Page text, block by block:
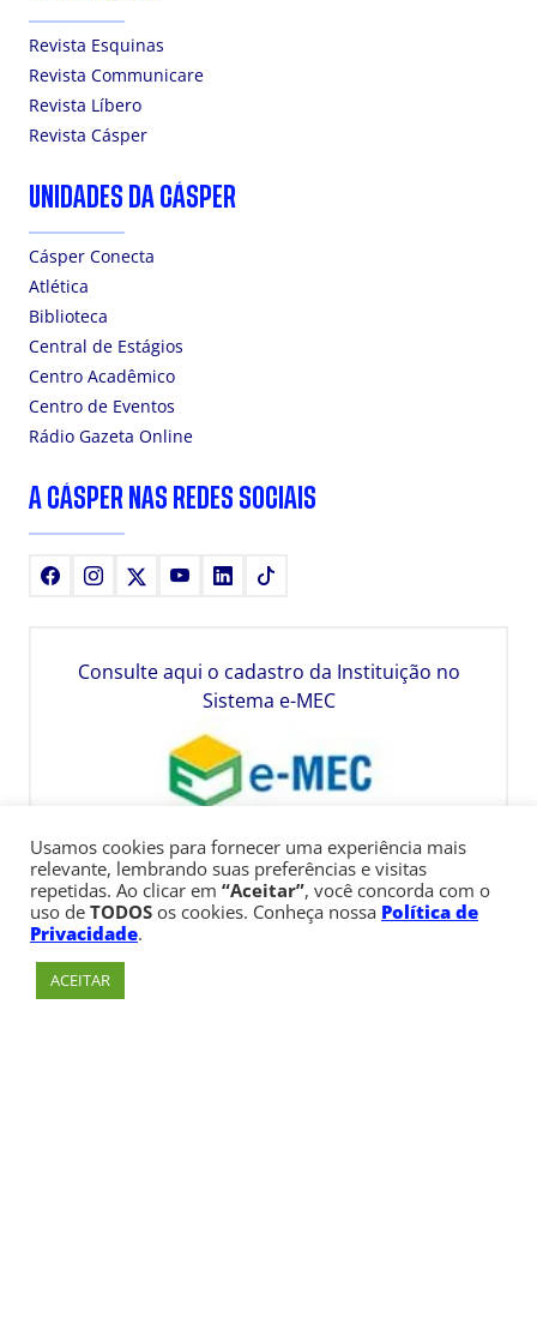
Revista Esquinas
Revista Communicare
Revista Líbero
Revista Cásper
UNIDADES DA CÁSPER
Cásper Conecta
Atlética
Biblioteca
Central de Estágios
Centro Acadêmico
Centro de Eventos
Rádio Gazeta Online
A CÁSPER NAS REDES SOCIAIS
FacebookInstagram YoutubeLinkedIn
Consulte aqui o cadastro da Instituição no
Sistema e-MEC
Usamos cookies para fornecer uma experiência mais
relevante, lembrando suas preferências e visitas
repetidas. Ao clicar em “Aceitar”, você concorda com o
uso de TODOS os cookies. Conheça nossa Política de
Privacidade.
ACEITAR